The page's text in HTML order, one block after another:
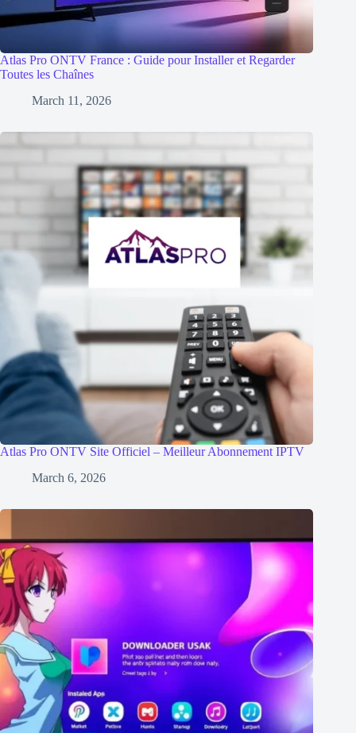
Atlas Pro ONTV France : Guide pour Installer et Regarder
Toutes les Chaînes
March 11, 2026
Atlas Pro ONTV Site Officiel – Meilleur Abonnement IPTV
March 6, 2026